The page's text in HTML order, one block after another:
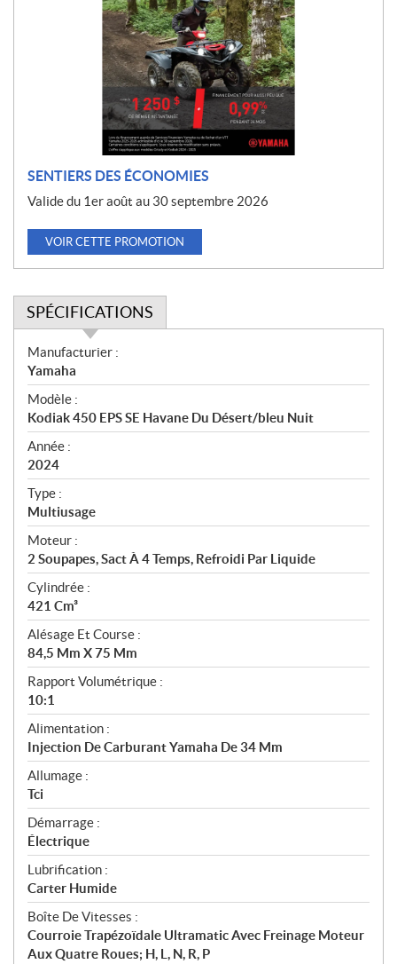
SENTIERS DES ÉCONOMIES
Valide du 1er août au 30 septembre 2026
VOIR CETTE PROMOTION
SPÉCIFICATIONS
S
p
é
c
i
f
i
c
a
t
i
o
n
s
Manufacturier :
Yamaha
Modèle :
Kodiak 450 EPS SE Havane Du Désert/bleu Nuit
Année :
2024
Type :
Multiusage
Moteur :
2 Soupapes, Sact À 4 Temps, Refroidi Par Liquide
Cylindrée :
421 Cm³
Alésage Et Course :
84,5 Mm X 75 Mm
Rapport Volumétrique :
10:1
Alimentation :
Injection De Carburant Yamaha De 34 Mm
Allumage :
Tci
Démarrage :
Électrique
Lubrification :
Carter Humide
Boîte De Vitesses :
Courroie Trapézoïdale Ultramatic Avec Freinage Moteur
Aux Quatre Roues; H, L, N, R, P